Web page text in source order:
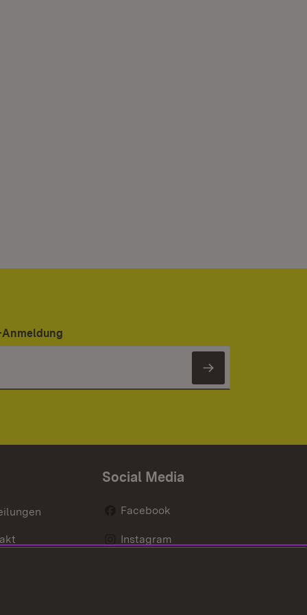
Newsletter
Social Media
Facebook
Instagram